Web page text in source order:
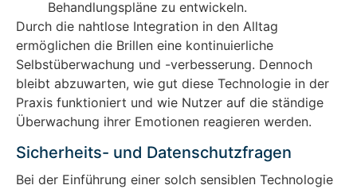
Behandlungspläne zu entwickeln.
Durch die nahtlose Integration in den Alltag
ermöglichen die Brillen eine kontinuierliche
Selbstüberwachung und -verbesserung. Dennoch
bleibt abzuwarten, wie gut diese Technologie in der
Praxis funktioniert und wie Nutzer auf die ständige
Überwachung ihrer Emotionen reagieren werden.
Sicherheits- und Datenschutzfragen
Bei der Einführung einer solch sensiblen Technologie